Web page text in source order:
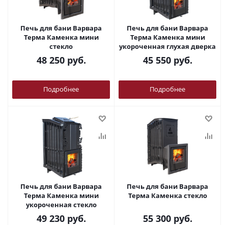
Печь для бани Варвара
Терма Каменка мини
стекло
48 250руб.
Подробнее
Печь для бани Варвара
Терма Каменка мини
укороченная глухая дверка
45 550руб.
Подробнее
Печь для бани Варвара
Терма Каменка мини
укороченная стекло
49 230руб.
Печь для бани Варвара
Терма Каменка стекло
55 300руб.